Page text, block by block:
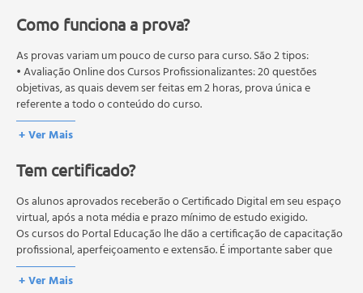
Como funciona a prova?
As provas variam um pouco de curso para curso. São 2 tipos:
• Avaliação Online dos Cursos Profissionalizantes: 20 questões
objetivas, as quais devem ser feitas em 2 horas, prova única e
referente a todo o conteúdo do curso.
• Avaliação Online dos Cursos Livres: 10 questões objetivas, as quais
devem ser feitas em 1 hora, prova única e referente a todo o
Os estudos, atividades e avaliações devem ser feitos dentro do
A média final deve ser igual ou superior a 60%para a conclusão e
recebimento do certificado digital do curso. Em caso de reprovação,
o aluno poderá realizar novamente a prova dentro do período do
curso quantas vezes desejar. Os cursos gratuitos não possuem nova
prova, atividades reflexivas e descritivas.
+ Ver Mais
Tem certificado?
Os alunos aprovados receberão o Certificado Digital em seu espaço
virtual, após a nota média e prazo mínimo de estudo exigido.
Os cursos do Portal Educação lhe dão a certificação de capacitação
profissional, aperfeiçoamento e extensão. É importante saber que
esses títulos não se equivalem às certificações de cursos técnicos ou
de formação escolar, e não dão o direito de assumir
+ Ver Mais